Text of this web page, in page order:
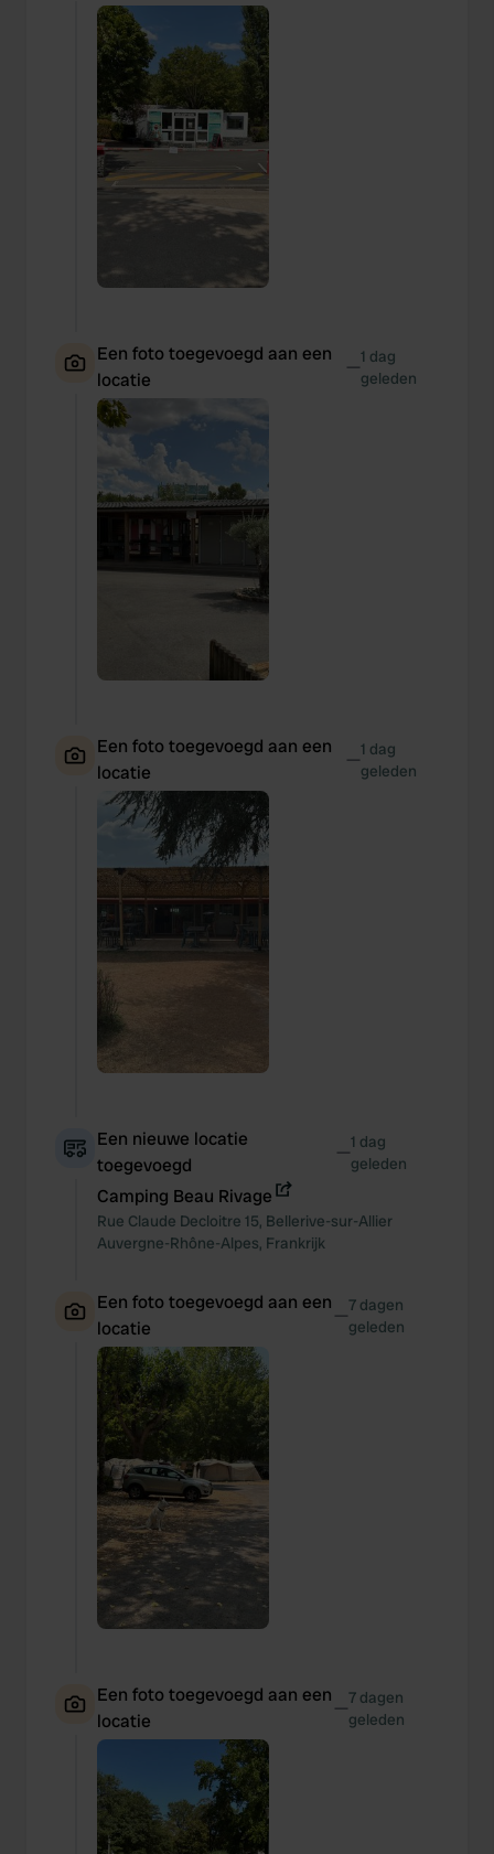
Een foto toegevoegd aan een
locatie
—1 dag
geleden
Een foto toegevoegd aan een
locatie
—1 dag
geleden
Een nieuwe locatie
toegevoegd
—1 dag
geleden
Camping Beau Rivage
Rue Claude Decloitre 15, Bellerive-sur-Allier
Auvergne-Rhône-Alpes, Frankrijk
Een foto toegevoegd aan een
locatie
—7 dagen
geleden
Een foto toegevoegd aan een
locatie
—7 dagen
geleden